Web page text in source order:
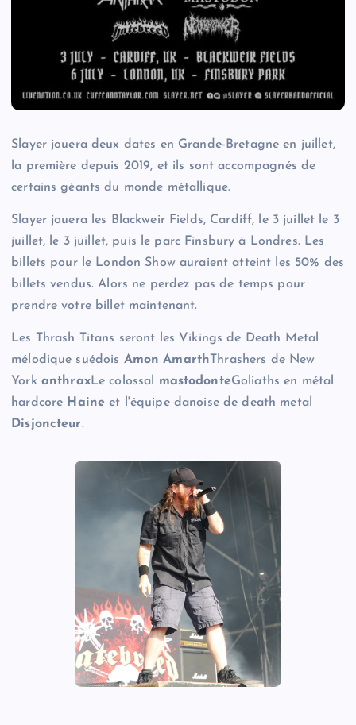
Slayer jouera deux dates en Grande-Bretagne en juillet,
la première depuis 2019, et ils sont accompagnés de
certains géants du monde métallique.
Slayer jouera les Blackweir Fields, Cardiff, le 3 juillet le 3
juillet, le 3 juillet, puis le parc Finsbury à Londres. Les
billets pour le London Show auraient atteint les 50% des
billets vendus. Alors ne perdez pas de temps pour
prendre votre billet maintenant.
Les Thrash Titans seront les Vikings de Death Metal
mélodique suédois Amon Amarth Thrashers de New
York anthraxLe colossal mastodonteGoliaths en métal
hardcore Haine et l'équipe danoise de death metal
Disjoncteur.